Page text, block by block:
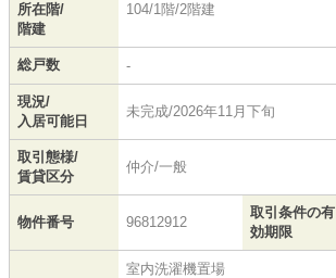
所在階/
階建
104/1階/2階建
総戸数 -
現況/
入居可能日
未完成/2026年11月下旬
取引態様/
賃貸区分
仲介/一般
物件番号 96812912
取引条件の有
効期限
室内洗濯機置場